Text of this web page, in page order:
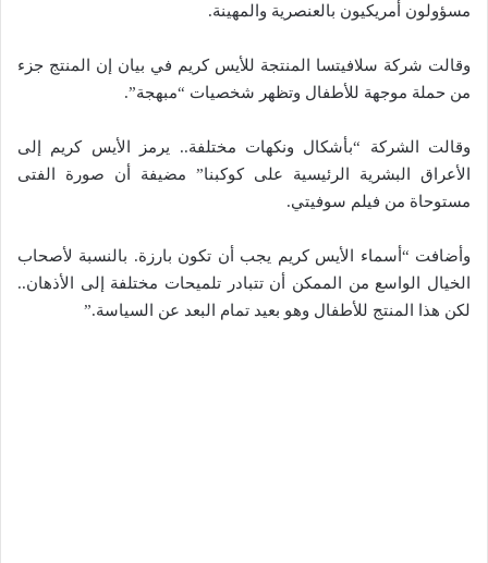
مسؤولون أمريكيون بالعنصرية والمهينة.
وقالت شركة سلافيتسا المنتجة للأيس كريم في بيان إن المنتج جزء
من حملة موجهة للأطفال وتظهر شخصيات “مبهجة”.
وقالت الشركة “بأشكال ونكهات مختلفة.. يرمز الأيس كريم إلى
الأعراق البشرية الرئيسية على كوكبنا” مضيفة أن صورة الفتى
مستوحاة من فيلم سوفيتي.
وأضافت “أسماء الأيس كريم يجب أن تكون بارزة. بالنسبة لأصحاب
الخيال الواسع من الممكن أن تتبادر تلميحات مختلفة إلى الأذهان..
لكن هذا المنتج للأطفال وهو بعيد تمام البعد عن السياسة.”